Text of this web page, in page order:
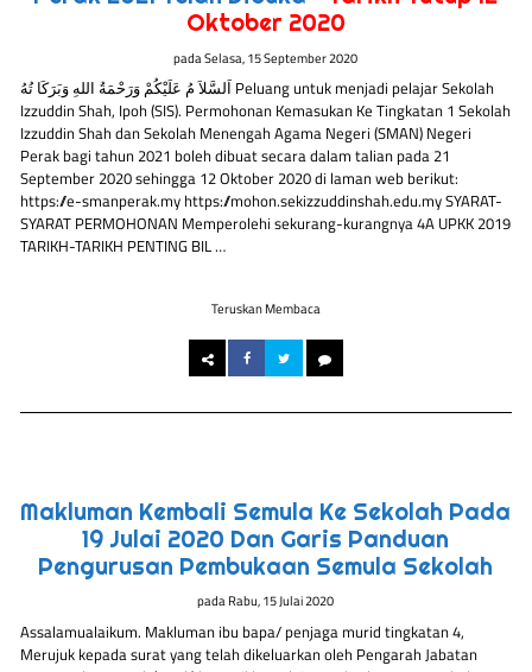
Oktober 2020
padaSelasa, 15 September 2020
اَلسَّلاَ مُ عَلَيْكُمْ وَرَحْمَةُ اللهِ وَبَرَكَا تُهُ Peluang untuk menjadi pelajar Sekolah
Izzuddin Shah, Ipoh (SIS). Permohonan Kemasukan Ke Tingkatan 1 Sekolah
Izzuddin Shah dan Sekolah Menengah Agama Negeri (SMAN) Negeri
Perak bagi tahun 2021 boleh dibuat secara dalam talian pada 21
September 2020 sehingga 12 Oktober 2020 di laman web berikut:
https://e-smanperak.my https://mohon.sekizzuddinshah.edu.my SYARAT-
SYARAT PERMOHONAN Memperolehi sekurang-kurangnya 4A UPKK 2019
TARIKH-TARIKH PENTING BIL …
Teruskan Membaca
Makluman Kembali Semula Ke Sekolah Pada
19 Julai 2020 Dan Garis Panduan
Pengurusan Pembukaan Semula Sekolah
padaRabu, 15 Julai 2020
Assalamualaikum. Makluman ibu bapa/ penjaga murid tingkatan 4,
Merujuk kepada surat yang telah dikeluarkan oleh Pengarah Jabatan